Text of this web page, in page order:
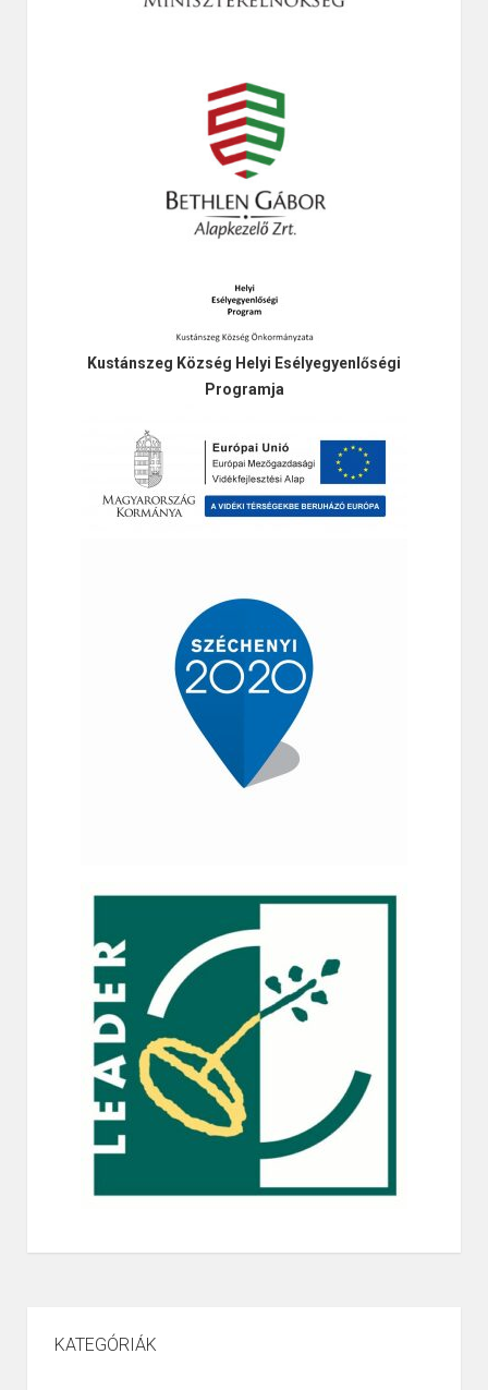
Kustánszeg Község Helyi Esélyegyenlőségi
Programja
KATEGÓRIÁK